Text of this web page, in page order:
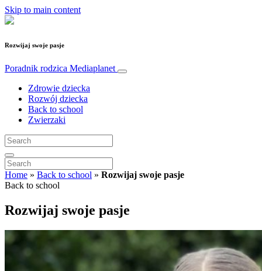
Skip to main content
Rozwijaj swoje pasje
Poradnik rodzica Mediaplanet
Zdrowie dziecka
Rozwój dziecka
Back to school
Zwierzaki
Home » Back to school » Rozwijaj swoje pasje
Back to school
Rozwijaj swoje pasje